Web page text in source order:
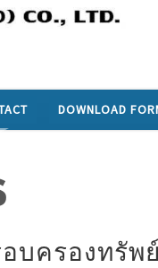
DOWNLOAD
บครองทรัพ